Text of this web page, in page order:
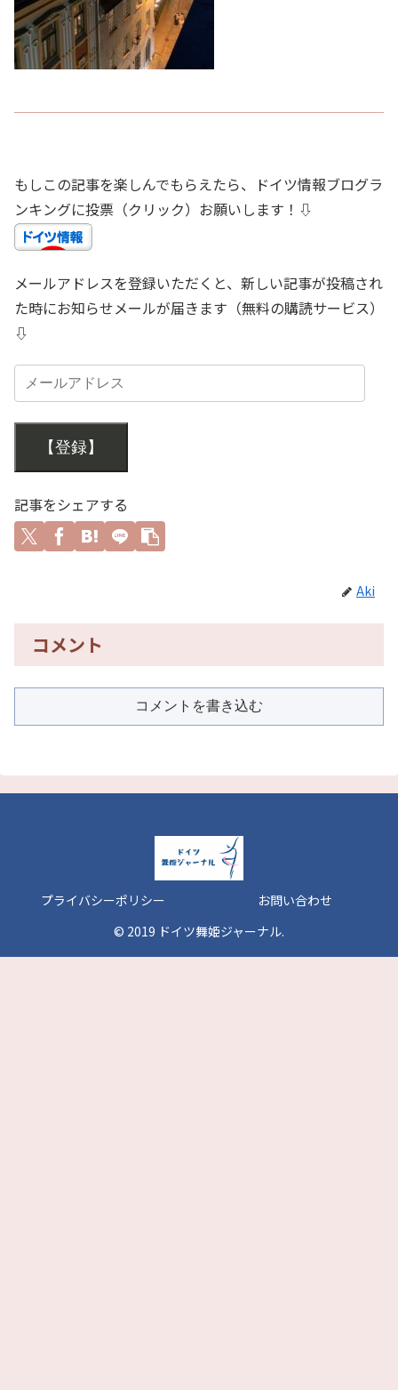
もしこの記事を楽しんでもらえたら、ドイツ情報ブログラ
ンキングに投票（クリック）お願いします！⇩
メールアドレスを登録いただくと、新しい記事が投稿され
た時にお知らせメールが届きます（無料の購読サービス）
⇩
【登録】
記事をシェアする
Aki
コメント
コメントを書き込む
プライバシーポリシー
お問い合わせ
© 2019 ドイツ舞姫ジャーナル.